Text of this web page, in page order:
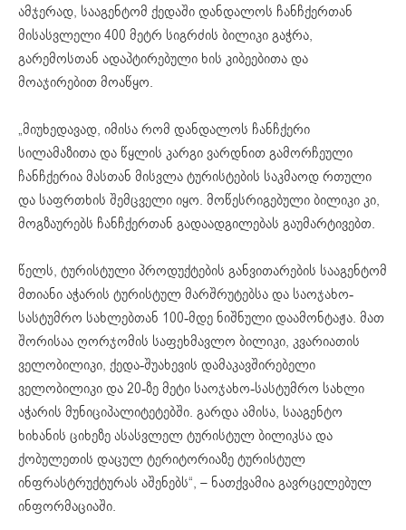
ამჯერად, სააგენტომ ქედაში დანდალოს ჩანჩქერთან
მისასვლელი 400 მეტრ სიგრძის ბილიკი გაჭრა,
გარემოსთან ადაპტირებული ხის კიბეებითა და
მოაჯირებით მოაწყო.
„მიუხედავად, იმისა რომ დანდალოს ჩანჩქერი
სილამაზითა და წყლის კარგი ვარდნით გამორჩეული
ჩანჩქერია მასთან მისვლა ტურისტების საკმაოდ რთული
და საფრთხის შემცველი იყო. მოწესრიგებული ბილიკი კი,
მოგზაურებს ჩანჩქერთან გადაადგილებას გაუმარტივებთ.
წელს, ტურისტული პროდუქტების განვითარების სააგენტომ
მთიანი აჭარის ტურისტულ მარშრუტებსა და საოჯახო-
სასტუმრო სახლებთან 100-მდე ნიშნული დაამონტაჟა. მათ
შორისაა ღორჯომის საფეხმავლო ბილიკი, კვარიათის
ველობილიკი, ქედა-შუახევის დამაკავშირებელი
ველობილიკი და 20-ზე მეტი საოჯახო-სასტუმრო სახლი
აჭარის მუნიციპალიტეტებში. გარდა ამისა, სააგენტო
ხიხანის ციხეზე ასასვლელ ტურისტულ ბილიკსა და
ქობულეთის დაცულ ტერიტორიაზე ტურისტულ
ინფრასტრუქტურას აშენებს“, – ნათქვამია გავრცელებულ
ინფორმაციაში.